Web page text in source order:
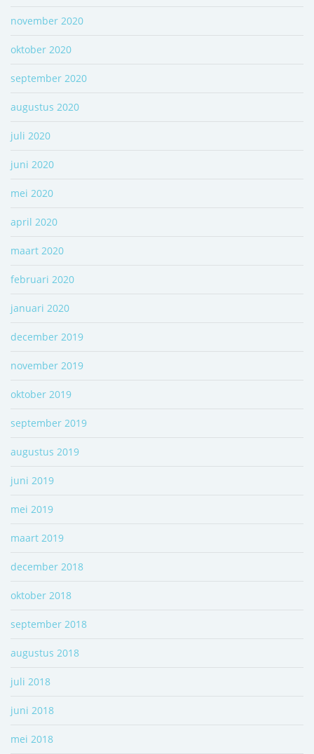
november 2020
oktober 2020
september 2020
augustus 2020
juli 2020
juni 2020
mei 2020
april 2020
maart 2020
februari 2020
januari 2020
december 2019
november 2019
oktober 2019
september 2019
augustus 2019
juni 2019
mei 2019
maart 2019
december 2018
oktober 2018
september 2018
augustus 2018
juli 2018
juni 2018
mei 2018